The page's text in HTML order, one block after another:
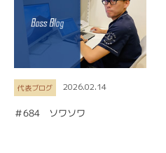
代表ブログ 2026.02.14
＃684 ソワソワ